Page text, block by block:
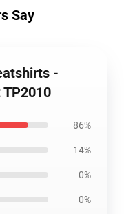
Say
-
86%
14%
0%
0%